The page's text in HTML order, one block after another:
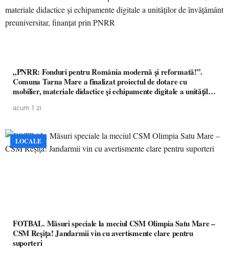
„PNRR: Fonduri pentru România modernă și reformată!”.
Comuna Tarna Mare a finalizat proiectul de dotare cu
mobilier, materiale didactice și echipamente digitale a unităților
acum 1 zi
LOCALE
FOTBAL. Măsuri speciale la meciul CSM Olimpia Satu Mare –
CSM Reșița! Jandarmii vin cu avertismente clare pentru
suporteri